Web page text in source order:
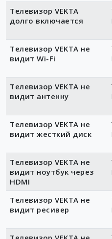
Телевизор VEKTA
долго включается
Телевизор VEKTA не
видит Wi-Fi
Телевизор VEKTA не
видит антенну
Телевизор VEKTA не
видит жесткий диск
Телевизор VEKTA не
видит ноутбук через
HDMI
Телевизор VEKTA не
видит ресивер